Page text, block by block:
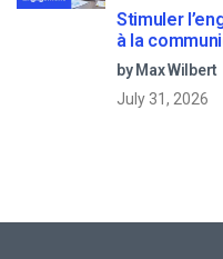
Stimuler
à la
by Max Wilbert
July 31, 2026